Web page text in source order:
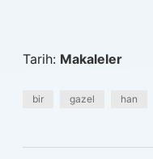
Tarih: Makaleler
bir gazel han